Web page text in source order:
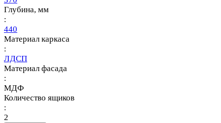
Глубина, мм
:
440
Материал каркаса
:
ЛДСП
Материал фасада
:
МДФ
Количество ящиков
:
2